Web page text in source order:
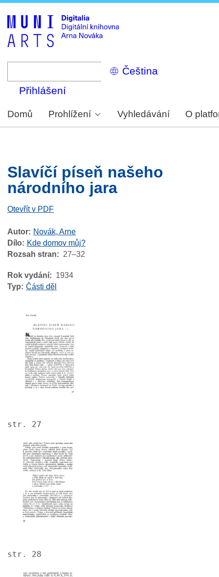
Select
your
Přihlášení
Domů Prohlížení Vyhledávání O
Slavíčí píseň našeho
národního jara
Otevřít v PDF
Autor
Novák, Arne
Dílo
Kde domov můj?
Rozsah stran
27–32
Rok vydání
1934
Typ
Části děl
str. 27
str. 28